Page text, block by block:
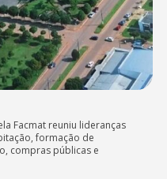
Facmat reuniu lideranças
formação de
compras públicas e